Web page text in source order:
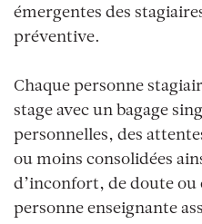
émergentes des
préventive.
Chaque personne
stage avec un bagage
personnelles, des
ou moins consolidées
d’inconfort, de doute ou
personne enseignante